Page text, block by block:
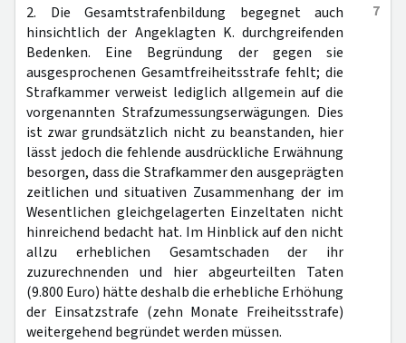
7
2. Die Gesamtstrafenbildung begegnet auch
hinsichtlich der Angeklagten K. durchgreifenden
Bedenken. Eine Begründung der gegen sie
ausgesprochenen Gesamtfreiheitsstrafe fehlt; die
Strafkammer verweist lediglich allgemein auf die
vorgenannten Strafzumessungserwägungen. Dies
ist zwar grundsätzlich nicht zu beanstanden, hier
lässt jedoch die fehlende ausdrückliche Erwähnung
besorgen, dass die Strafkammer den ausgeprägten
zeitlichen und situativen Zusammenhang der im
Wesentlichen gleichgelagerten Einzeltaten nicht
hinreichend bedacht hat. Im Hinblick auf den nicht
allzu erheblichen Gesamtschaden der ihr
zuzurechnenden und hier abgeurteilten Taten
(9.800 Euro) hätte deshalb die erhebliche Erhöhung
der Einsatzstrafe (zehn Monate Freiheitsstrafe)
weitergehend begründet werden müssen.